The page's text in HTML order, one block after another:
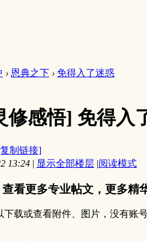
› 恩典之下 › 免得入了迷惑
修感悟] 免得入
制链接]
13:24 | 显示全部楼层 |阅读模式
看更多专业帖文，更多精
下载或查看附件、图片，没有账